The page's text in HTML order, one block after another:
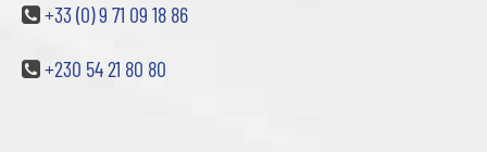
+33 (0) 9 71 09 18 86
+230 54 21 80 80